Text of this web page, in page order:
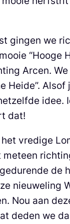
gingen we
Arcen.
Heide”.
dat!
vredige
de
nieuweling
Nou aan
deden we